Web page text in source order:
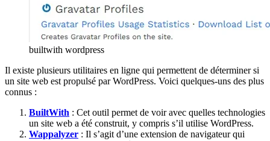
builtwith wordpress
Il existe plusieurs utilitaires en ligne qui permettent de déterminer si
un site web est propulsé par WordPress. Voici quelques-uns des plus
connus :
BuiltWith : Cet outil permet de voir avec quelles technologies
un site web a été construit, y compris s’il utilise WordPress.
Wappalyzer : Il s’agit d’une extension de navigateur qui